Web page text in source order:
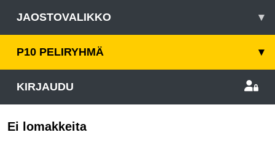
JAOSTOVALIKKO ▾
P10 PELIRYHMÄ ▾
KIRJAUDU
Ei lomakkeita